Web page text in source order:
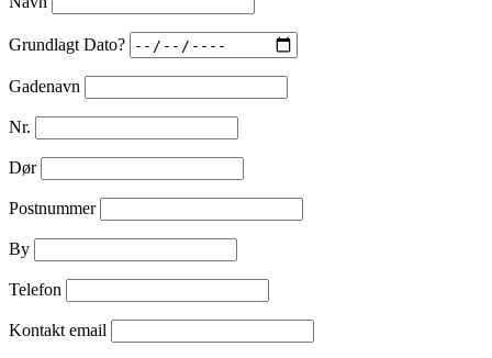
Grundlagt Dato?
Gadenavn
Nr.
Dør
Postnummer
By
Telefon
Kontakt email